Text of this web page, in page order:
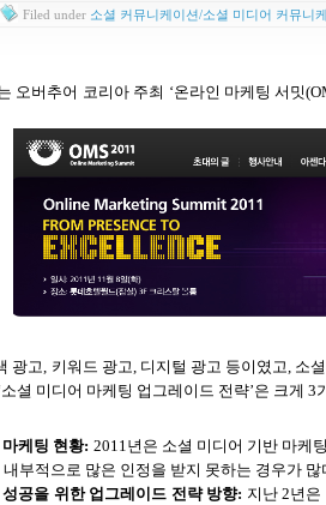
Filed under 소셜 커뮤니케이션/소셜 미디어 커뮤니
오버추어 코리아 주최 ‘온라인 마케팅 서밋
광고, 키워드 광고, 디지털 광고 등이였고, 소
소셜 미디어 마케팅 업그레이드 전략’은 크게 3
케팅 현황: 2011년은 소셜 미디어 기반 마케
부적으로 많은 인정을 받지 못하는 경우가 많
공을 위한 업그레이드 전략 방향: 지난2년은